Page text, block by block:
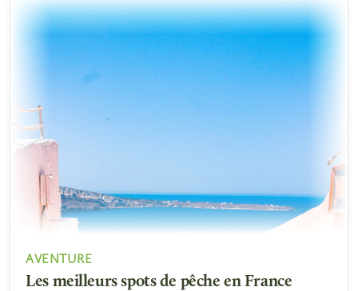
AVENTURE
Les meilleurs spots de pêche en France